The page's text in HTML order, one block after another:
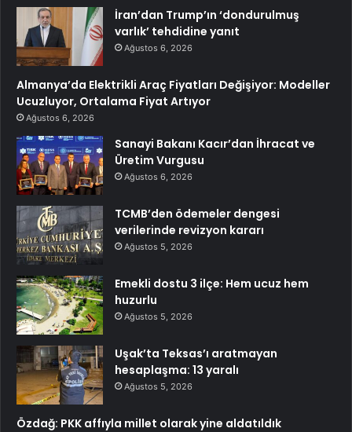
İran’dan Trump’ın ‘dondurulmuş
varlık’ tehdidine yanıt
Ağustos 6, 2026
Almanya’da Elektrikli Araç Fiyatları Değişiyor: Modeller
Ucuzluyor, Ortalama Fiyat Artıyor
Ağustos 6, 2026
Sanayi Bakanı Kacır’dan İhracat ve
Üretim Vurgusu
Ağustos 6, 2026
TCMB’den ödemeler dengesi
verilerinde revizyon kararı
Ağustos 5, 2026
Emekli dostu 3 ilçe: Hem ucuz hem
huzurlu
Ağustos 5, 2026
Uşak’ta Teksas’ı aratmayan
hesaplaşma: 13 yaralı
Ağustos 5, 2026
Özdağ: PKK affıyla millet olarak yine aldatıldık